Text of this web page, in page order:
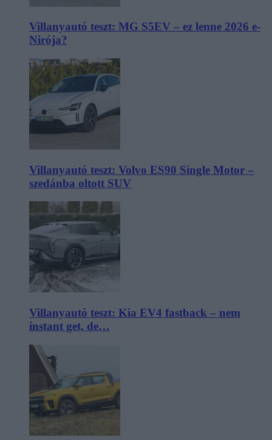
Villanyautó teszt: MG S5EV – ez lenne 2026 e-
Nirója?
Villanyautó teszt: Volvo ES90 Single Motor –
szedánba oltott SUV
Villanyautó teszt: Kia EV4 fastback – nem
instant get, de…